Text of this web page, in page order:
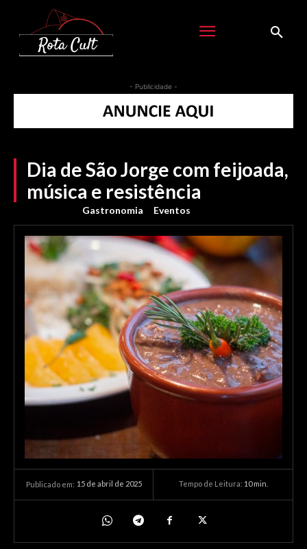
- Publicidade -
Dia de São Jorge com feijoada,
música e resistência
Gastronomia Eventos
Publicado em: 15 de abril de 2025 Tempo de Leitura: 10min.